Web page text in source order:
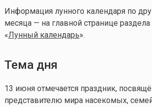
Информация лунного календаря по
месяца — на главной странице раздела
«Лунный календарь».
Тема дня
13 июня отмечается праздник,
представителю мира насекомых,